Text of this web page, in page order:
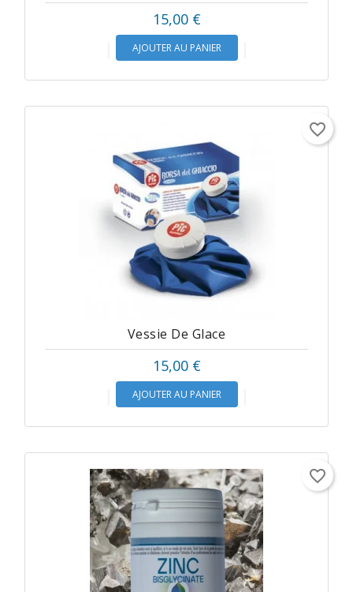
15,00 €Prix
AJOUTER AU PANIER
Vessie De Glace
15,00 €Prix
AJOUTER AU PANIER
favorite_border
favorite_border